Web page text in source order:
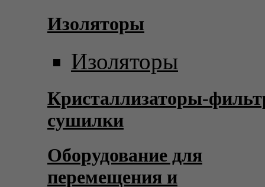
Изоляторы
Изоляторы
Кристаллизаторы-
сушилки
Оборудование для
перемещения и